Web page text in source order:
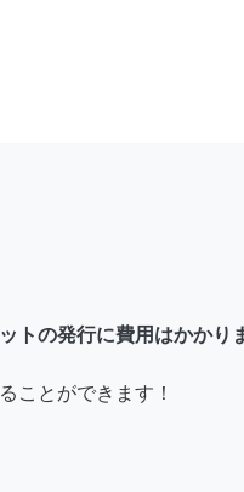
トの発行に費用はかかり
ことができます！